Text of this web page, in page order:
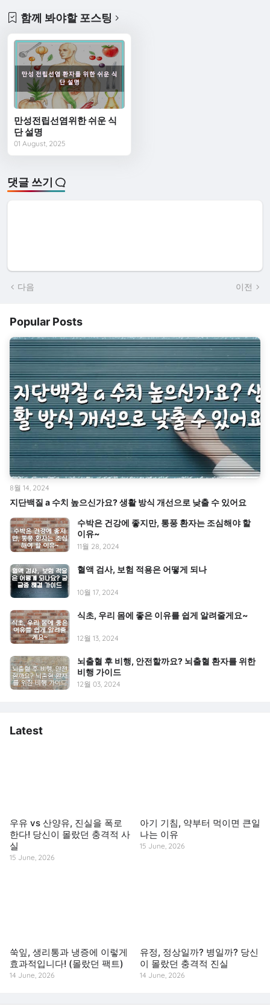
함께 봐야할 포스팅
만성전립선염위한 쉬운 식
단 설명
01 August, 2025
댓글 쓰기
다음 이전
Popular Posts
지단백질 a 수치 높으신가요? 생활 방식 개선으로 낮출 수 있어요
8월 14, 2024
수박은 건강에 좋지만, 통풍 환자는 조심해야 할
이유~
11월 28, 2024
혈액 검사, 보험 적용은 어떻게 되나
10월 17, 2024
식초, 우리 몸에 좋은 이유를 쉽게 알려줄게요~
12월 13, 2024
뇌출혈 후 비행, 안전할까요? 뇌출혈 환자를 위한
비행 가이드
12월 03, 2024
Latest
우유 vs 산양유, 진실을 폭로
한다! 당신이 몰랐던 충격적 사
실
15 June, 2026
아기 기침, 약부터 먹이면 큰일
나는 이유
15 June, 2026
쑥잎, 생리통과 냉증에 이렇게
효과적입니다! (몰랐던 팩트)
14 June, 2026
유정, 정상일까? 병일까? 당신
이 몰랐던 충격적 진실
14 June, 2026